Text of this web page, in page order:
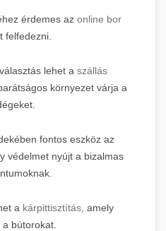
érdemes az online bor
felfedezni.
lehet a szállás
környezet várja a
fontos eszköz az
védelmet nyújt a bizalmas
a kárpittisztítás, amely
bútorokat.